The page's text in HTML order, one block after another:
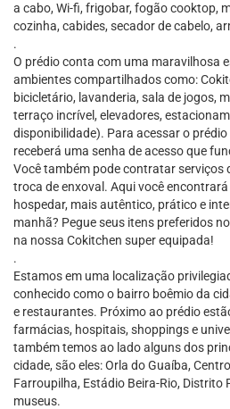
a cabo, Wi-fi, frigobar, fogão cooktop,
cozinha, cabides, secador de cabelo,
.
O prédio conta com uma maravilhosa
ambientes compartilhados como:
bicicletário, lavanderia, sala de jogos,
terraço incrível, elevadores,
disponibilidade). Para acessar o
receberá uma senha de acesso que
Você também pode contratar serviços
troca de enxoval. Aqui você
hospedar, mais autêntico, prático e
manhã? Pegue seus itens preferidos
na nossa Cokitchen super equipada!
.
Estamos em uma localização
conhecido como o bairro boêmio da
e restaurantes. Próximo ao prédio
farmácias, hospitais, shoppings e
também temos ao lado alguns dos
cidade, são eles: Orla do Guaíba,
Farroupilha, Estádio Beira-Rio, Distrito
museus.